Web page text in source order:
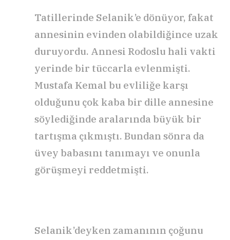
Tatillerinde Selanik’e dönüyor, fakat
annesinin evinden olabildiğince uzak
duruyordu. Annesi Rodoslu hali vakti
yerinde bir tüccarla evlenmişti.
Mustafa Kemal bu evliliğe karşı
olduğunu çok kaba bir dille annesine
söylediğinde aralarında büyük bir
tartışma çıkmıştı. Bundan sönra da
üvey babasını tanımayı ve onunla
görüşmeyi reddetmişti.
Selanik’deyken zamanının çoğunu